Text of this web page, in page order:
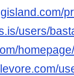
users/